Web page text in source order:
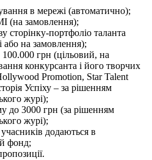
в мережі (автоматично);
(на замовлення);
сторінку-портфоліо таланта
або на замовлення);
грн (цільовий, на
конкурсанта і його творчих
Promotion, Star Talent
Успіху – за рішенням
журі);
до 3000 грн (за рішенням
журі);
учасників додаються в
фонд;